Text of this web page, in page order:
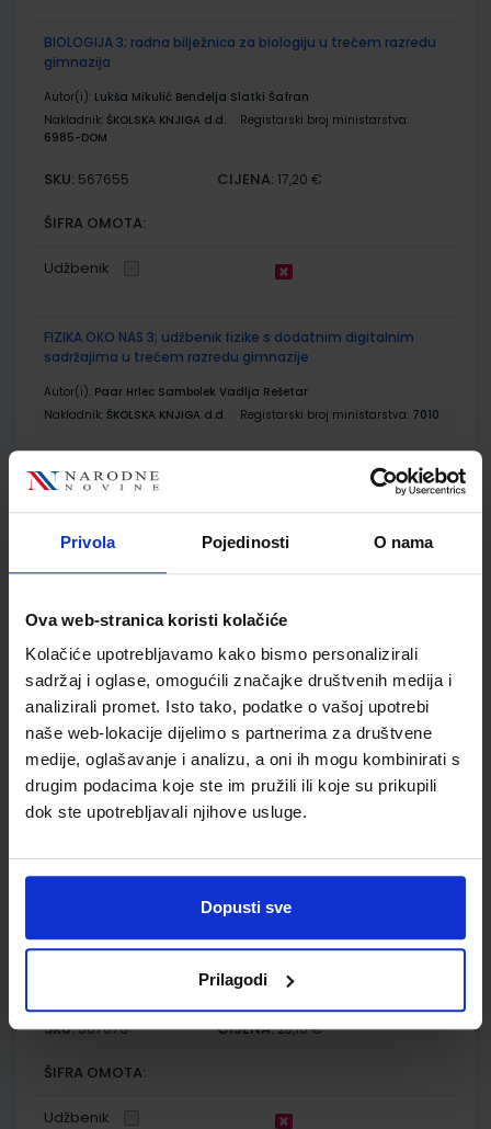
Privola Pojedinosti O nama
Ova web-stranica koristi kolačiće
Kolačiće upotrebljavamo kako bismo personalizirali
sadržaj i oglase, omogućili značajke društvenih medija i
analizirali promet. Isto tako, podatke o vašoj upotrebi
naše web-lokacije dijelimo s partnerima za društvene
medije, oglašavanje i analizu, a oni ih mogu kombinirati s
drugim podacima koje ste im pružili ili koje su prikupili
dok ste upotrebljavali njihove usluge.
Dopusti sve
Prilagodi
BIOLOGIJA 3; radna bilježnica za biologiju u trećem razredu
gimnazija
Autor(i): Lukša Mikulić Bendelja Slatki Šafran
Nakladnik: ŠKOLSKA KNJIGA d.d.
Registarski broj ministarstva:
6985-DOM
SKU: 567655 CIJENA: 17,20 €
ŠIFRA OMOTA:
Udžbenik
FIZIKA OKO NAS 3; udžbenik fizike s dodatnim digitalnim
sadržajima u trećem razredu gimnazije
Autor(i): Paar Hrlec Sambolek Vadlja Rešetar
Nakladnik: ŠKOLSKA KNJIGA d.d. Registarski broj ministarstva: 7010
SKU:567663 CIJENA:23,60 €
Udžbenik
FIZIKA OKO NAS 3; zbirka zadataka za fiziku u trećem razredu
Nakladnik: ŠKOLSKA KNJIGA d.d. Registarski broj ministarstva:
7010-
DOM
SKU: 567664 CIJENA: 17,20 €
ŠIFRA OMOTA:
KEMIJA 3; udžbenik kemije s dodatnim digitalnim sadržajima
ŠKOLSKA KNJIGA d.d. Registarski broj ministarstva:
SKU:567676 CIJENA:23,10 €
ŠIFRA OMOTA:
Udžbenik